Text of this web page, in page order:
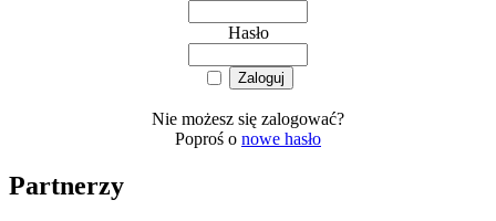
Hasło
Nie możesz się zalogować?
Poproś o nowe hasło
Partnerzy